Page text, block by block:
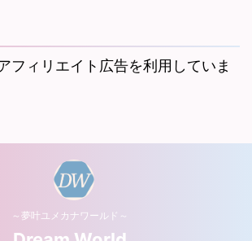
フィリエイト広告を利用していま
～夢叶ユメカナワールド～